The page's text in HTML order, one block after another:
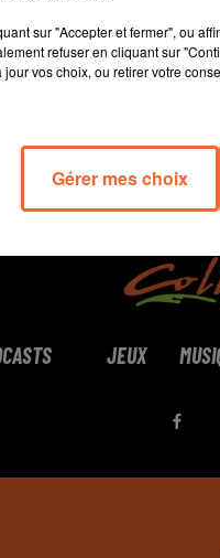
JEUX
sur "Accepter et fermer", ou
refuser en cliquant sur
jour vos choix, ou retirer votre
Gérer mes choix